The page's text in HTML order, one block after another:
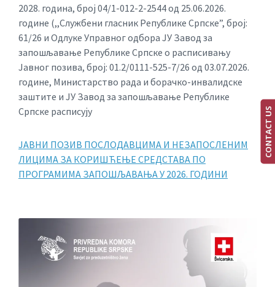
2028. година, број 04/1-012-2-2544 од 25.06.2026.
године (,,Службени гласник Републике Српске”, број:
61/26 и Одлуке Управног одбора ЈУ Завод за
запошљавање Републике Српске о расписивању
Јавног позива, број: 01.2/0111-525-7/26 од 03.07.2026.
године, Министарство рада и борачко-инвалидске
заштите и ЈУ Завод за запошљавање Републике
Српске расписују
ЈАВНИ ПОЗИВ ПОСЛОДАВЦИМА И НЕЗАПОСЛЕНИМ
ЛИЦИМА ЗА КОРИШЋЕЊЕ СРЕДСТАВА ПО
ПРОГРАМИМА ЗАПОШЉАВАЊА У 2026. ГОДИНИ
CONTACT US